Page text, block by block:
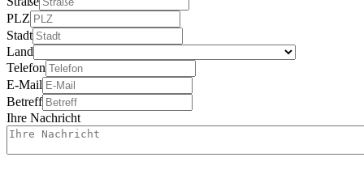
PLZ
Stadt
Land
Telefon
E-Mail
Betreff
Ihre Nachricht